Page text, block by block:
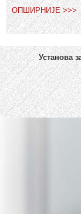
ОПШИРНИЈЕ >>>
Установа